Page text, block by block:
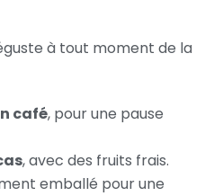
à tout moment de la
café, pour une pause
, avec des fruits frais.
emballé pour une